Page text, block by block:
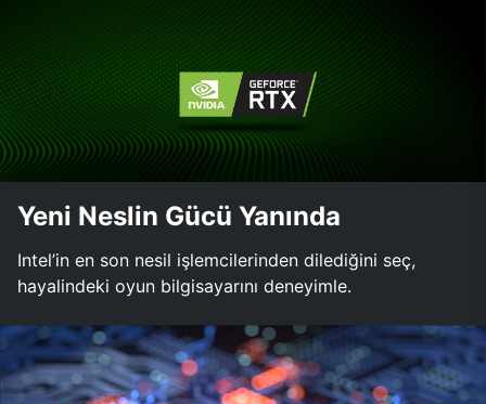
Yeni Neslin Gücü Yanında
Intel’in en son nesil işlemcilerinden dilediğini seç,
hayalindeki oyun bilgisayarını deneyimle.